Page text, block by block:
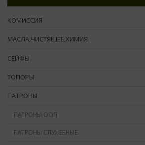
КОМИССИЯ
МАСЛА,ЧИСТЯЩЕЕ,ХИМИЯ
СЕЙФЫ
ТОПОРЫ
ПАТРОНЫ
ПАТРОНЫ ООП
ПАТРОНЫ СЛУЖЕБНЫЕ